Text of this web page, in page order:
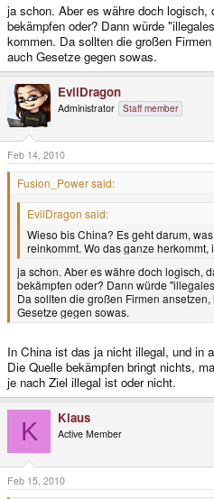
ja schon. Aber es währe doch logisch,
bekämpfen oder? Dann würde
kommen. Da sollten die großen
auch Gesetze gegen sowas.
EvilDragon
Administrator Staff member
Feb 14, 2010
Fusion_Power said:
EvilDragon said:
Wieso bis China? Es geht darum,
reinkommt. Wo das ganze herkommt,
ja schon. Aber es währe doch logisch,
bekämpfen oder? Dann würde
Da sollten die großen Firmen
Gesetze gegen sowas.
In China ist das ja nicht illegal, und in
Die Quelle bekämpfen bringt nichts,
je nach Ziel illegal ist oder nicht.
K Klaus
Active Member
Feb 15, 2010